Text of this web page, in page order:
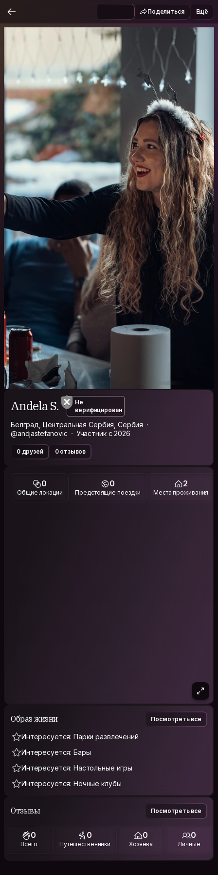
Поделиться Ещё
Andela S.
Не
верифицирован
Белград, Центральная Сербия, Сербия
@andjastefanovic
Участник с 2026
0 друзей 0 отзывов
0
Общие локации
0
Предстоящие поездки
2
Места проживания
Образ жизни Посмотреть все
Интересуется: Парки развлечений
Интересуется: Бары
Интересуется: Настольные игры
Интересуется: Ночные клубы
Отзывы Посмотреть все
0
Всего
0
Путешественники
0
Хозяева
0
Личные